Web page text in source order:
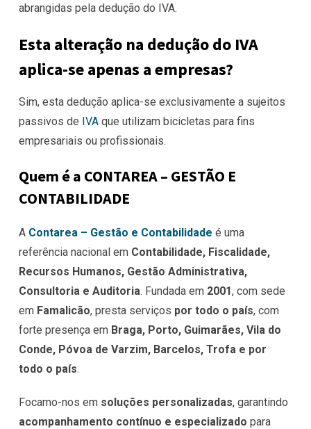
abrangidas pela dedução do IVA.
Esta alteração na dedução do IVA
aplica-se apenas a empresas?
Sim, esta dedução aplica-se exclusivamente a sujeitos
passivos de IVA que utilizam bicicletas para fins
empresariais ou profissionais.
Quem é a CONTAREA – GESTÃO E
CONTABILIDADE
A Contarea – Gestão e Contabilidade é uma
referência nacional em Contabilidade, Fiscalidade,
Recursos Humanos, Gestão Administrativa,
Consultoria e Auditoria. Fundada em 2001, com sede
em Famalicão, presta serviços por todo o país, com
forte presença em Braga, Porto, Guimarães, Vila do
Conde, Póvoa de Varzim, Barcelos, Trofa e por
todo o país.
Focamo-nos em soluções personalizadas, garantindo
acompanhamento contínuo e especializado para